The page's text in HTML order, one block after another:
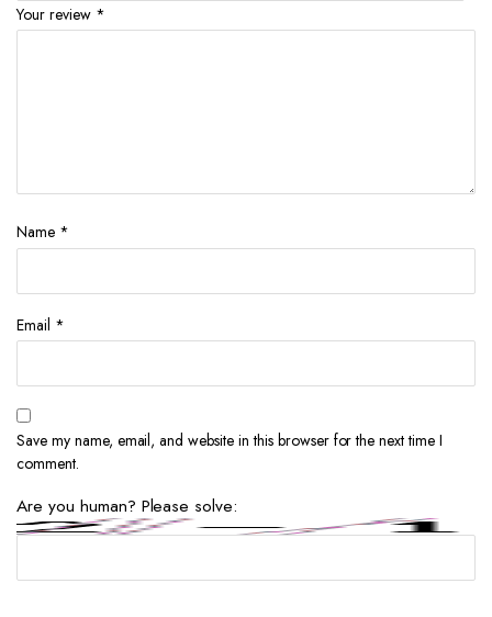
Your review *
Name *
Email *
Save my name, email, and website in this browser for the next time I
comment.
Are you human? Please solve: